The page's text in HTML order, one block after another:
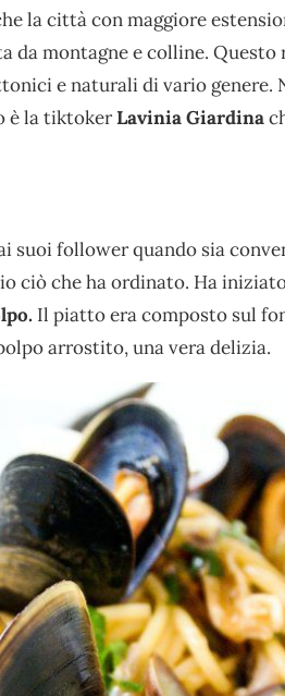
la città con maggiore
montagne e colline. Questo
e naturali di vario genere.
è la tiktokerLavinia Giardina
suoi follower quando sia
ciò che ha ordinato. Ha
Il piatto era composto sul
arrostito, una vera delizia.